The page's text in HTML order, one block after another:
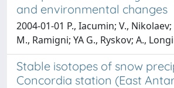
and environmental changes
2004-01-01 P., Iacumin; V.,
M., Ramigni; YA G., Ryskov; A.,
Stable isotopes of snow
Concordia station (East